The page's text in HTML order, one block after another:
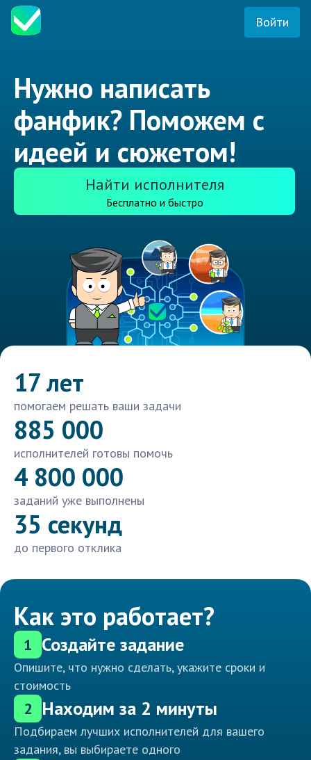
Войти
Нужно написать
фанфик? Поможем с
идеей и сюжетом!
Найти исполнителя
Бесплатно и быстро
17 лет
помогаем решать ваши задачи
885 000
исполнителей готовы помочь
4 800 000
заданий уже выполнены
35 секунд
до первого отклика
Как это работает?
1 Создайте задание
Опишите, что нужно сделать, укажите сроки и
стоимость
2 Находим за 2 минуты
Подбираем лучших исполнителей для вашего
задания, вы выбираете одного